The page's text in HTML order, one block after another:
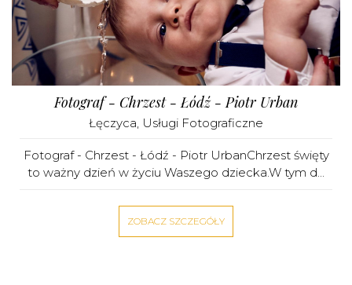
Fotograf - Chrzest - Łódź - Piotr Urban
Łęczyca, Usługi Fotograficzne
Fotograf - Chrzest - Łódź - Piotr UrbanChrzest święty
to ważny dzień w życiu Waszego dziecka.W tym d...
ZOBACZ SZCZEGÓŁY